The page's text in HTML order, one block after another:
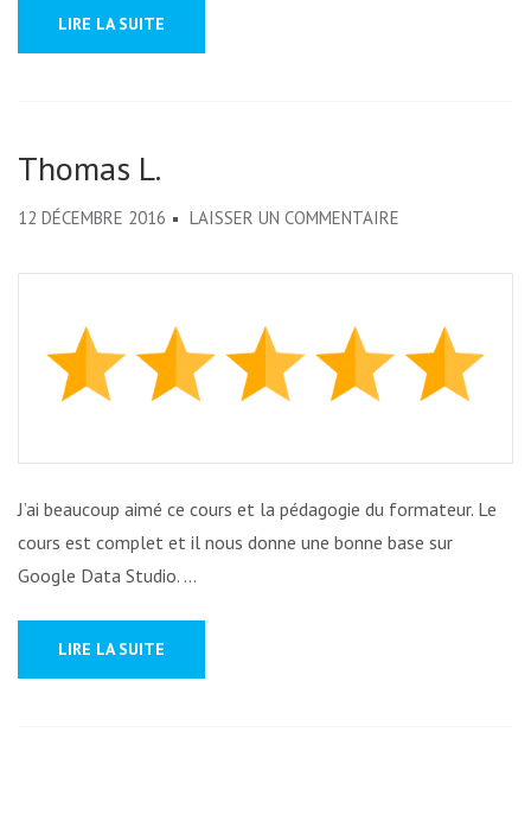
LIRE LA SUITE
Thomas L.
12 DÉCEMBRE 2016 LAISSER UN COMMENTAIRE
J’ai beaucoup aimé ce cours et la pédagogie du formateur. Le
cours est complet et il nous donne une bonne base sur
Google Data Studio. …
LIRE LA SUITE